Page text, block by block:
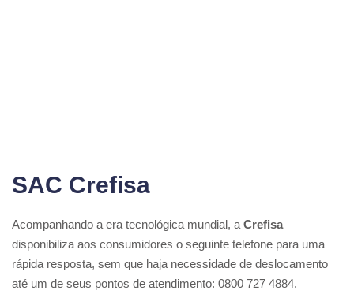
SAC Crefisa
Acompanhando a era tecnológica mundial, a Crefisa
disponibiliza aos consumidores o seguinte telefone para uma
rápida resposta, sem que haja necessidade de deslocamento
até um de seus pontos de atendimento: 0800 727 4884.